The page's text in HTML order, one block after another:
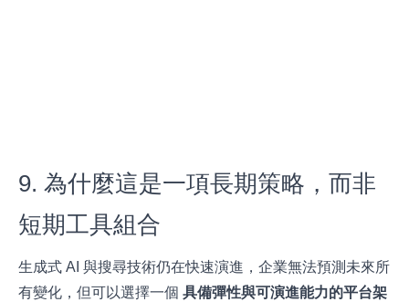
9. 為什麼這是一項長期策略，而非
短期工具組合
生成式 AI 與搜尋技術仍在快速演進，企業無法預測未來所
有變化，但可以選擇一個具備彈性與可演進能力的平台架